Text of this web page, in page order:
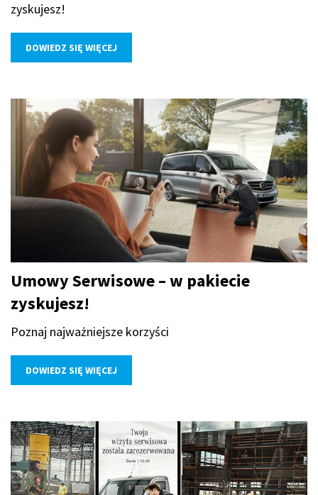
zyskujesz!
DOWIEDZ SIĘ WIĘCEJ
Umowy Serwisowe – w pakiecie
zyskujesz!
Poznaj najważniejsze korzyści
DOWIEDZ SIĘ WIĘCEJ